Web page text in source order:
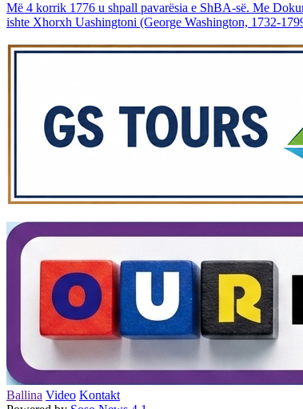
Më 4 korrik 1776 u shpall pavarësia e ShBA-së. Me
ishte Xhorxh Uashingtoni (George Washington, 1732-
Ballina Video Kontakt